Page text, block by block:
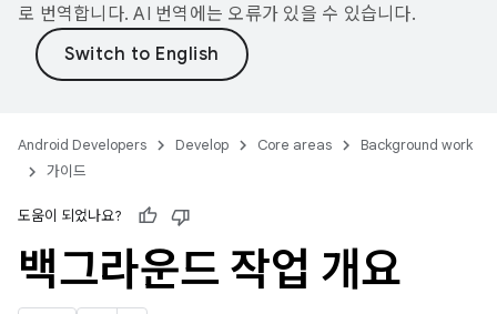
로 번역합니다. AI 번역에는 오류가 있을 수 있습니다.
Android Developers Develop Core areas
Background work
가이드
도움이 되었나요?
백그라운드 작업 개요